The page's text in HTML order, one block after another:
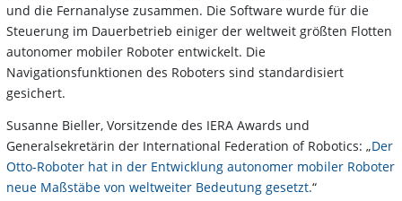
und die Fernanalyse zusammen. Die Software wurde für die
Steuerung im Dauerbetrieb einiger der weltweit größten Flotten
autonomer mobiler Roboter entwickelt. Die
Navigationsfunktionen des Roboters sind standardisiert
gesichert.
Susanne Bieller, Vorsitzende des IERA Awards und
Generalsekretärin der International Federation of Robotics: „Der
Otto-Roboter hat in der Entwicklung autonomer mobiler Roboter
neue Maßstäbe von weltweiter Bedeutung gesetzt.“